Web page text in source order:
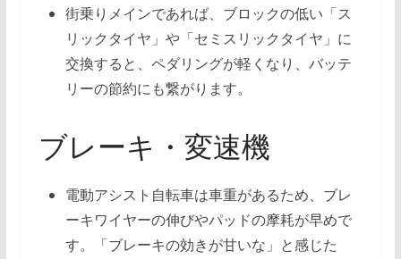
街乗りメインであれば、ブロックの低い「ス
リックタイヤ」や「セミスリックタイヤ」に
交換すると、ペダリングが軽くなり、バッテ
リーの節約にも繋がります。
ブレーキ・変速機
電動アシスト自転車は車重があるため、ブレ
ーキワイヤーの伸びやパッドの摩耗が早めで
す。「ブレーキの効きが甘いな」と感じた